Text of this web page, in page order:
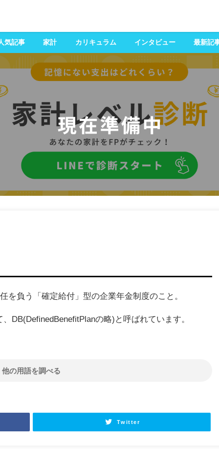
気記事 家計 カリキュラム インタビュー 最新記
を負う「確定給付」型の企業年金制度のこと。
DB(DefinedBenefitPlanの略)と呼ばれています。
他の用語を調べる
Twitter